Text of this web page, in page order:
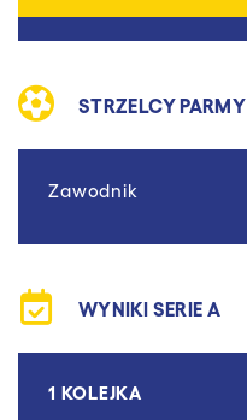
STRZELCY PARMY
Zawodnik
WYNIKI SERIE A
1 KOLEJKA